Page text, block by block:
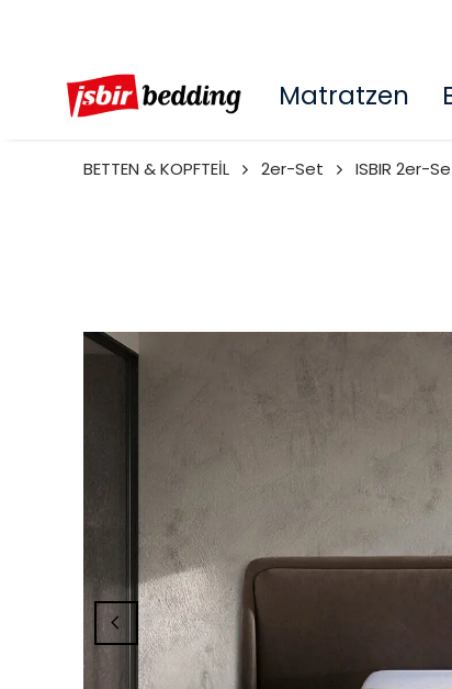
DIE
Matratzen
BETTEN & KOPFTEİL 2er-Set ISBIR 2er-